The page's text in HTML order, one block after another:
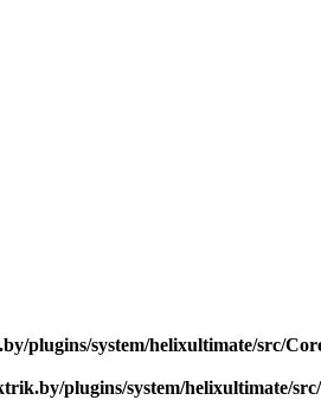
plugins/system/helixultimate/src/
plugins/system/helixultimate/